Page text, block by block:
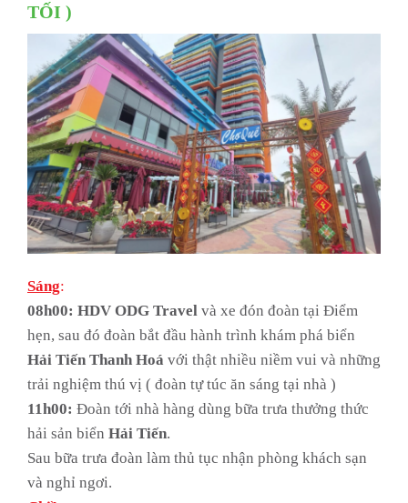
TỐI )
Sáng:
08h00: HDV ODG Travel và xe đón đoàn tại Điểm
hẹn, sau đó đoàn bắt đầu hành trình khám phá biển
Hải Tiến Thanh Hoá với thật nhiều niềm vui và những
trải nghiệm thú vị ( đoàn tự túc ăn sáng tại nhà )
11h00: Đoàn tới nhà hàng dùng bữa trưa thưởng thức
hải sản biển Hải Tiến.
Sau bữa trưa đoàn làm thủ tục nhận phòng khách sạn
và nghỉ ngơi.